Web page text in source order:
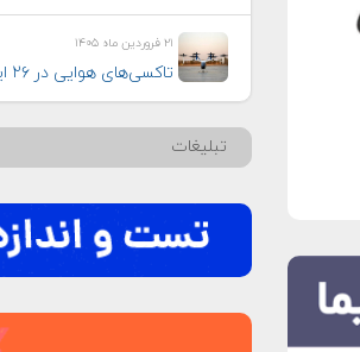
۲۱ فروردین ماه ۱۴۰۵
تاکسی‌های هوایی در ۲۶ ایالت آمریکا به پرواز درخواهند آمد
تبلیغات